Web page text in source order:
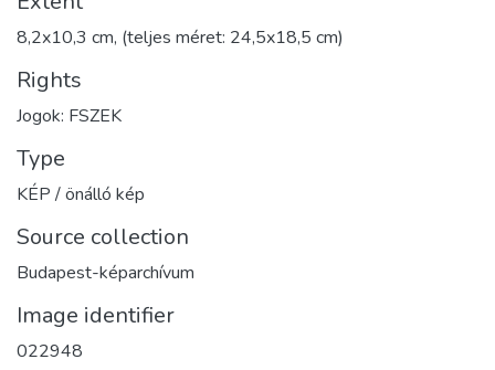
8,2x10,3 cm, (teljes méret: 24,5x18,5 cm)
Rights
Jogok: FSZEK
Type
KÉP / önálló kép
Source collection
Budapest-képarchívum
Image identifier
022948